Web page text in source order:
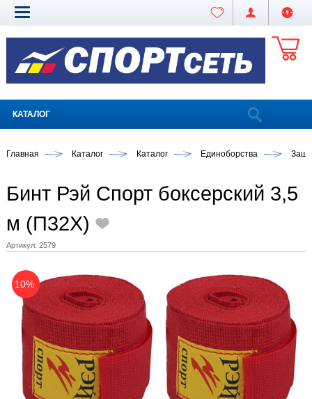
КАТАЛОГ
Главная Каталог Каталог Единоборства
Бинт Рэй Спорт боксерский 3,5
м (П32Х)
Артикул: 2579
10%